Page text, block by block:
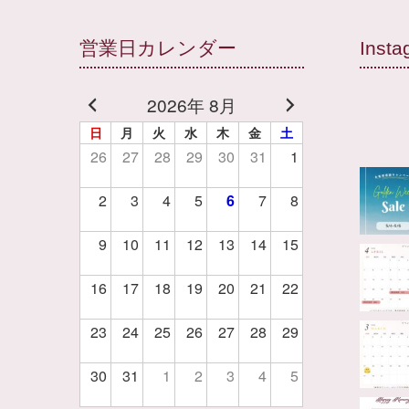
営業日カレンダー
2026年 8月
日 月 火 水 木 金 土
26 27 28 29 30 31 1
2 3 4 5 6 7 8
9 10 11 12 13 14 15
16 17 18 19 20 21 22
23 24 25 26 27 28 29
30 31 1 2 3 4 5